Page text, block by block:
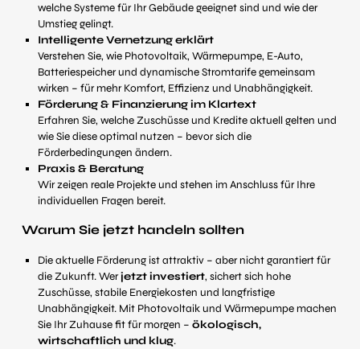
welche Systeme für Ihr Gebäude geeignet sind und wie der
Umstieg gelingt.
Intelligente Vernetzung erklärt
Verstehen Sie, wie Photovoltaik, Wärmepumpe, E-Auto,
Batteriespeicher und dynamische Stromtarife gemeinsam
wirken – für mehr Komfort, Effizienz und Unabhängigkeit.
Förderung & Finanzierung im Klartext
Erfahren Sie, welche Zuschüsse und Kredite aktuell gelten und
wie Sie diese optimal nutzen – bevor sich die
Förderbedingungen ändern.
Praxis & Beratung
Wir zeigen reale Projekte und stehen im Anschluss für Ihre
individuellen Fragen bereit.
Warum Sie jetzt handeln sollten
Die aktuelle Förderung ist attraktiv – aber nicht garantiert für
die Zukunft. Werjetzt investiert, sichert sich hohe
Zuschüsse, stabile Energiekosten und langfristige
Unabhängigkeit. Mit Photovoltaik und Wärmepumpe machen
Sie Ihr Zuhause fit für morgen –ökologisch,
wirtschaftlich und klug.